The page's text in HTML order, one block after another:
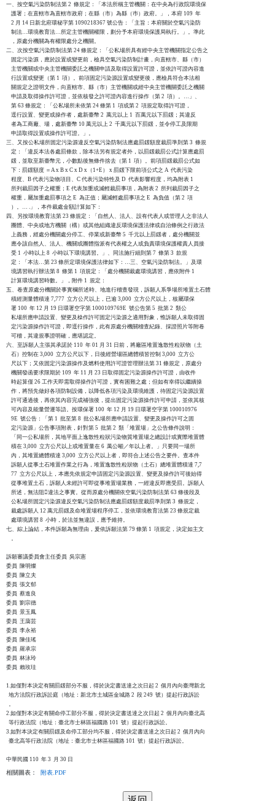
一、按空氣污染防制法第 2  條規定：「本法所稱主管機關：在中央為行政院環境保
    護署；在直轄市為直轄市政府；在縣（市）為縣（巿）政府。」，本府 109  年
    2 月 14 日新北府環秘字第 1090218367 號公告：「主旨：本府關於空氣污染防
    制法…環境教育法…所定主管機關權限，劃分予本府環境保護局執行。」。準此
    ，原處分機關為有權限處分之機關。
二、次按空氣污染防制法第 24 條規定：「公私場所具有經中央主管機關指定公告之
    固定污染源，應於設置或變更前，檢具空氣污染防制計畫，向直轄市、縣（市）
    主管機關或中央主管機關委託之機關申請及取得設置許可證，並依許可證內容進
    行設置或變更（第 1  項）。前項固定污染源設置或變更後，應檢具符合本法相
    關規定之證明文件，向直轄市、縣（市）主管機關或經中央主管機關委託之機關
    申請及取得操作許可證，並依核發之許可證內容進行操作（第 2  項）。…」、
    第 63 條規定：「公私場所未依第 24 條第 1  項或第 2  項規定取得許可證，
    逕行設置、變更或操作者，處新臺幣 2  萬元以上 1  百萬元以下罰鍰；其違反
    者為工商廠、場，處新臺幣 10 萬元以上 2  千萬元以下罰鍰，並令停工及限期
    申請取得設置或操作許可證。」。
三、又按公私場所固定污染源違反空氣污染防制法應處罰鍰額度裁罰準則第 3  條規
    定：「違反本法各處罰條款，除本法另有規定者外，以罰鍰裁罰公式計算應處罰
    鍰，並取至新臺幣元，小數點後無條件捨去（第 1  項）。前項罰鍰裁罰公式如
    下：罰鍰額度 ＝A x B x C x D x（1+E） x 罰鍰下限前項公式之 A  代表污染
    程度、B 代表污染物項目、C 代表污染特性及 D  代表影響程度，均為附表 1
    所列裁罰因子之權重；E 代表加重或減輕裁罰事項，為附表 2  所列裁罰因子之
    權重，屬加重處罰事項之 E  為正值；屬減輕處罰事項之 E  為負值（第 2  項
    ）。… .」，本件裁處金額計算如下：
四、另按環境教育法第 23 條規定：「自然人、法人、設有代表人或管理人之非法人
    團體、中央或地方機關（構）或其他組織違反環境保護法律或自治條例之行政法
    上義務，經處分機關處分停工、停業或新臺幣 5  千元以上罰鍰者，處分機關並
    應令該自然人、法人、機關或團體指派有代表權之人或負責環境保護權責人員接
    受 1  小時以上 8  小時以下環境講習。」、同法施行細則第 7  條第 3  款規
    定：「本法…第 23 條所定環境保護法律如下：…三、空氣污染防制法。」及環
    境講習執行辦法第 8  條第 1  項規定：「處分機關裁處環境講習，應依附件 1
    計算環境講習時數。」，附件 1  規定：
五、卷查原處分機關於事實欄所述時、地進行稽查發現，訴願人系爭場所堆置土石體
    積經測量體積達 7,777  立方公尺以上，已逾 3,000  立方公尺以上，核屬環保
    署 100  年 12 月 19 日環署空字第 1000109769E  號公告第 5  批第 2  類公
    私場所應申請設置、變更及橾作許可固定污染源之適用對象，惟訴願人未取得固
    定污染源操作許可證，即逕行操作，此有原處分機關稽查紀錄、採證照片等附卷
    可稽，其違規事證明確，應堪認定。
六、至訴願人主張其承諾於 110  年 01 月 31 日前，將廠區堆置逸散性粒狀物（土
    石）控制在 3,000  立方公尺以下，日後經營場區總體積皆控制 3,000  立方公
    尺以下；又依固定污染源操作及燃料使用許可證管理辦法第 31 條規定，原處分
    機關發函要求限期於 109  年 11 月 23 日取得固定污染源操作許可證，由收件
    時起算僅 26 工作天即需取得操作許可證，實有困難之處；但如有幸得以繼續操
    作，將預先做好各項防制設備，以降低各項污染及環境維護，待固定污染源設置
    許可通過後，再依其內容完成補強後，提出固定污染源操作許可申請，並依其核
    可內容及能量營運等語。按環保署 100  年 12 月 19 日環署空字第 100010976
    9E  號公告：「第 1  批至第 8  批公私場所應申請設置、變更及操作許可之固
    定污染源」公告事項附表，針對第 5  批第 2  類「堆置場」之公告條件說明：
    「同一公私場所，其地平面上逸散性粒狀污染物質堆置場之總設計或實際堆置體
    積在 3,000  立方公尺以上或堆置量在 6  萬公噸／年以上者。」只要同一場所
    內，其堆置總體積達 3,000  立方公尺以上者，即符合上述公告之要件。查本件
    訴願人從事土石堆置作業之行為，堆置逸散性粒狀物（土石）總堆置體積達 7,7
    77  立方公尺以上，本應先依規定申請固定污染源設置、變更及操作許可後始得
    從事堆置土石，訴願人未經許可即從事堆置場業務，一經違反即應受罰。訴願人
    所述，無法阻違法之事實。從而原處分機關依空氣污染防制法第 63 條後段及
    公私場所固定污染源違反空氣污染防制法應處罰鍰額度裁罰準則第 3  條規定，
    裁處訴願人 12 萬元罰鍰及命堆置場程序停工，並依環境教育法第 23 條規定裁
    處環境講習 8  小時，於法並無違誤，應予維持。
七、綜上論結，本件訴願為無理由，爰依訴願法第 79 條第 1  項規定，決定如主文
    。
訴願審議委員會主任委員  吳宗憲
委員  陳明燦
委員  陳立夫
委員  張文郁
委員  蔡進良
委員  劉宗德
委員  景玉鳳
委員  王藹芸
委員  李永裕
委員  陳佳瑤
委員  羅承宗
委員  林泳玲
委員  賴玫珪
1.如僅對本決定有關罰鍰部分不服，得於決定書送達之次日起 2  個月內向臺灣新北
  地方法院行政訴訟庭（地址：新北市土城區金城路 2  段 249  號）提起行政訴訟
  。
2.如僅對本決定有關命停工部分不服，得於決定書送達之次日起 2  個月內向臺北高
  等行政法院（地址：臺北市士林區福國路 101  號）提起行政訴訟。
3.如對本決定有關罰鍰及命停工部分均不服，得於決定書送達之次日起 2  個月內向
  臺北高等行政法院（地址：臺北市士林區福國路 101  號）提起行政訴訟。
相關圖表： 附表.PDF